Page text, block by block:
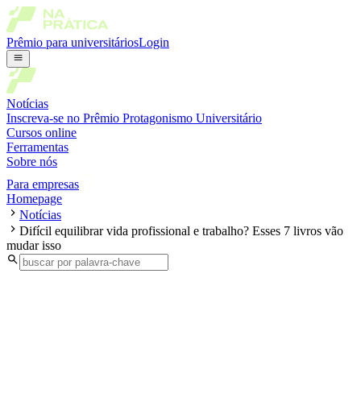
Prêmio para universitáriosLogin
Notícias
Inscreva-se no Prêmio Protagonismo Universitário
Cursos online
Ferramentas
Sobre nós
Para empresas
Homepage
Notícias
Difícil equilibrar vida profissional e trabalho? Esses 7 livros vão
mudar isso